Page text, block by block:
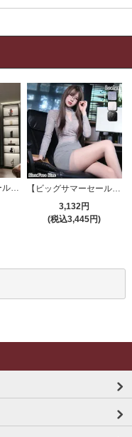
【ビッグサマーセール対象品】セクシーコスプレ(SEXYCOSPLAY) 4191
【ビッグサマーセール対象品】セクシーコスプレ(SEXYCOSPLAY) 4173
3,132円
(税込3,445円)